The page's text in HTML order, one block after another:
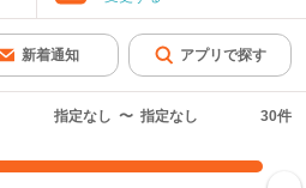
新着通知 アプリで探す
指定なし 〜 指定なし 30件